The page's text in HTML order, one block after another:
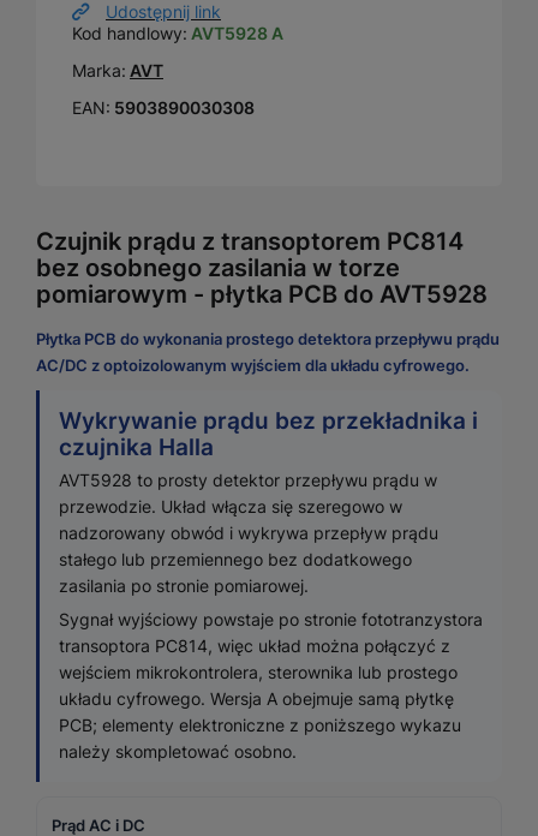
Udostępnij link
Kod handlowy: AVT5928 A
Marka: AVT
EAN: 5903890030308
Czujnik prądu z transoptorem PC814
bez osobnego zasilania w torze
pomiarowym - płytka PCB do AVT5928
Płytka PCB do wykonania prostego detektora przepływu prądu
AC/DC z optoizolowanym wyjściem dla układu cyfrowego.
Wykrywanie prądu bez przekładnika i
czujnika Halla
AVT5928 to prosty detektor przepływu prądu w
przewodzie. Układ włącza się szeregowo w
nadzorowany obwód i wykrywa przepływ prądu
stałego lub przemiennego bez dodatkowego
zasilania po stronie pomiarowej.
Sygnał wyjściowy powstaje po stronie fototranzystora
transoptora PC814, więc układ można połączyć z
wejściem mikrokontrolera, sterownika lub prostego
układu cyfrowego. Wersja A obejmuje samą płytkę
PCB; elementy elektroniczne z poniższego wykazu
należy skompletować osobno.
Prąd AC i DC